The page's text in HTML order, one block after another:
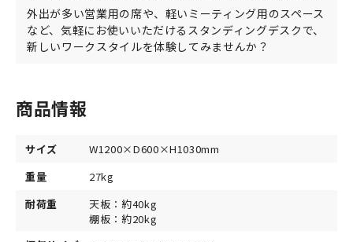
外出が多い営業用の席や、軽いミーティング用のスペース
など、気軽にお使いいただけるスタンディングデスクで、
新しいワークスタイルを体験してみませんか？
商品情報
サイズ
W1200×D600×H1030mm
重量
27kg
耐荷重
天板：約40kg
棚板：約20kg